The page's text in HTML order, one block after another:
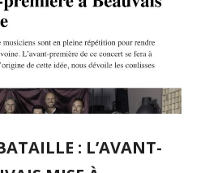
: L’AVANT-